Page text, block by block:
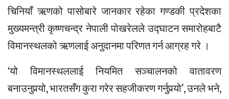
चिनियाँ ऋणको पासोबारे जानकार रहेका गण्डकी प्रदेशका
मुख्यमन्त्री कृष्णचन्द्र नेपाली पोखरेलले उद्घाटन समारोहबाटै
विमानस्थलको ऋणलाई अनुदानमा परिणत गर्न आग्रह गरे ।
‘यो विमानस्थललाई नियमित सञ्चालनको वातावरण
बनाउनुपर्‍यो, भारतसँग कुरा गरेर सहजीकरण गर्नुपर्‍यो’, उनले भने,